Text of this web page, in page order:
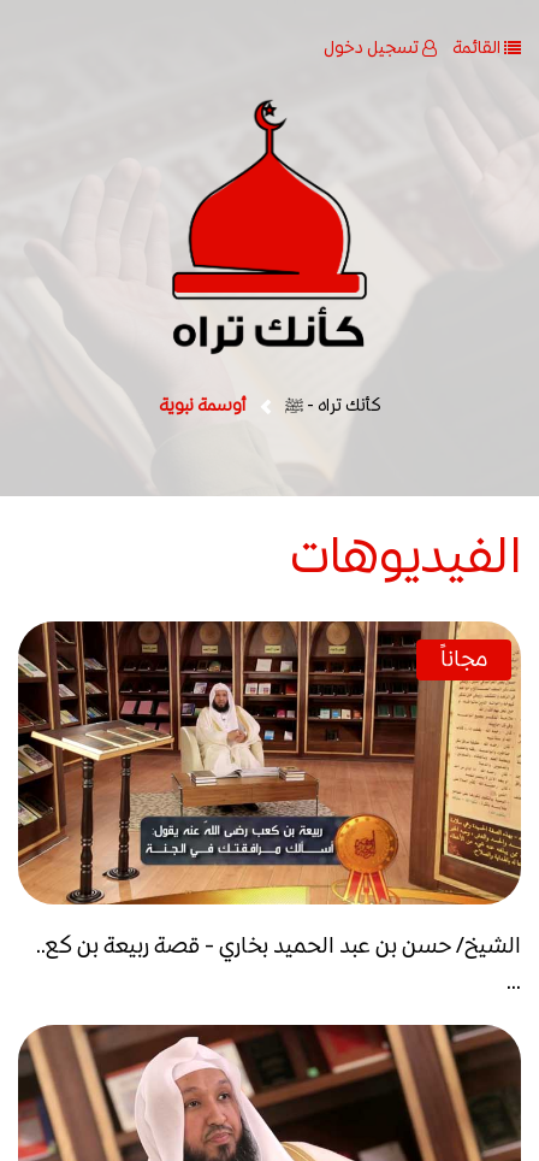
القائمة تسجيل دخول
كأنك تراه - ﷺ أوسمة نبوية
الفيديوهات
الشيخ/ حسن بن عبد الحميد بخاري - قصة ربيعة بن كع..
...
مجاناً